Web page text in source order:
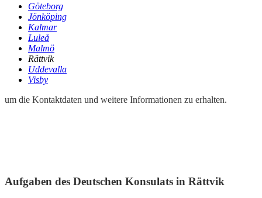
Göteborg
Jönköping
Kalmar
Luleå
Malmö
Rättvik
Uddevalla
Visby
um die Kontaktdaten und weitere Informationen zu erhalten.
Aufgaben des Deutschen Konsulats in Rättvik